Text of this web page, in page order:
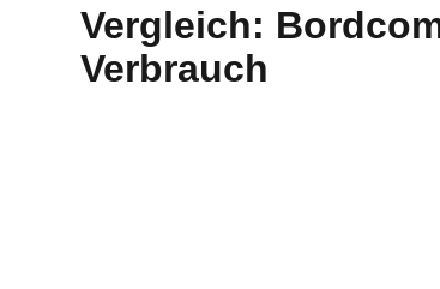
Vergleich:
Verbrauch